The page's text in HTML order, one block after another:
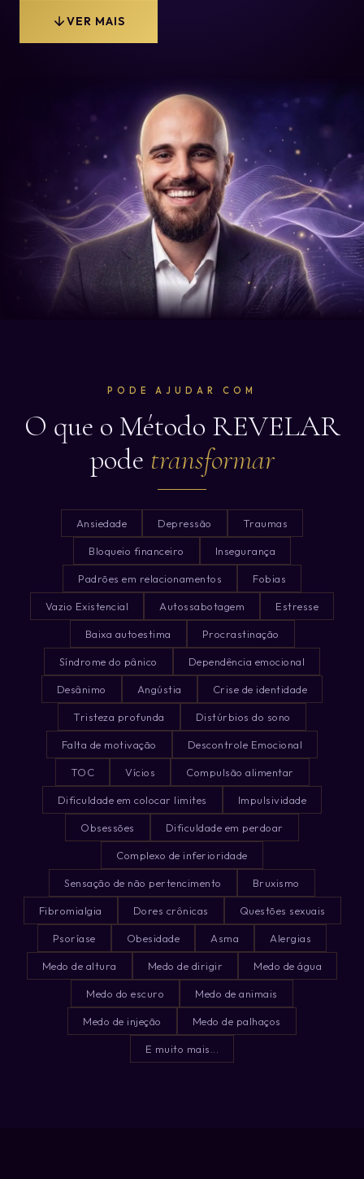
VER MAIS
PODE AJUDAR COM
O que o Método REVELAR
pode transformar
Ansiedade Depressão Traumas
Bloqueio financeiro Insegurança
Padrões em relacionamentos Fobias
Vazio Existencial Autossabotagem Estresse
Baixa autoestima Procrastinação
Síndrome do pânico Dependência emocional
Desânimo Angústia Crise de identidade
Tristeza profunda Distúrbios do sono
Falta de motivação Descontrole Emocional
TOC Vícios Compulsão alimentar
Dificuldade em colocar limites Impulsividade
Obsessões Dificuldade em perdoar
Complexo de inferioridade
Sensação de não pertencimento Bruxismo
Fibromialgia Dores crônicas Questões sexuais
Psoríase Obesidade Asma Alergias
Medo de altura Medo de dirigir Medo de água
Medo do escuro Medo de animais
Medo de injeção Medo de palhaços
E muito mais...